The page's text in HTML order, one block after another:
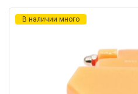
В наличии много